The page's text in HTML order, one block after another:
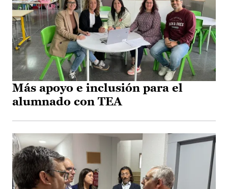
Más apoyo e inclusión para el
alumnado con TEA